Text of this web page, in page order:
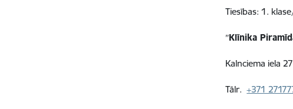
Tiesības:1.
″Klīnika
Kalnciema iela
Tālr.+371